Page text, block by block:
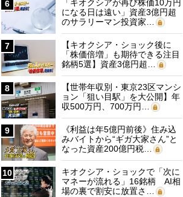
6
「キオクシアが再び株価10万円
になる日は遠い」資産3億円超
のサラリーマン投資家…
7
【キオクシア・ショック後に
「株価倍増」も期待できる注目
銘柄5選】資産3億円超…
8
【世帯年収別・東京23区マンシ
ョン「狙い目駅」を大公開】年
収500万円、700万円…
9
《利益は年5億円前後》住み込
みバイトから“ギガ大家さん”と
なった資産200億円税…
10
キオクシア・ショックで「次に
マネーが流れる」16銘柄 AI相
場の裏で割安に放置さ…